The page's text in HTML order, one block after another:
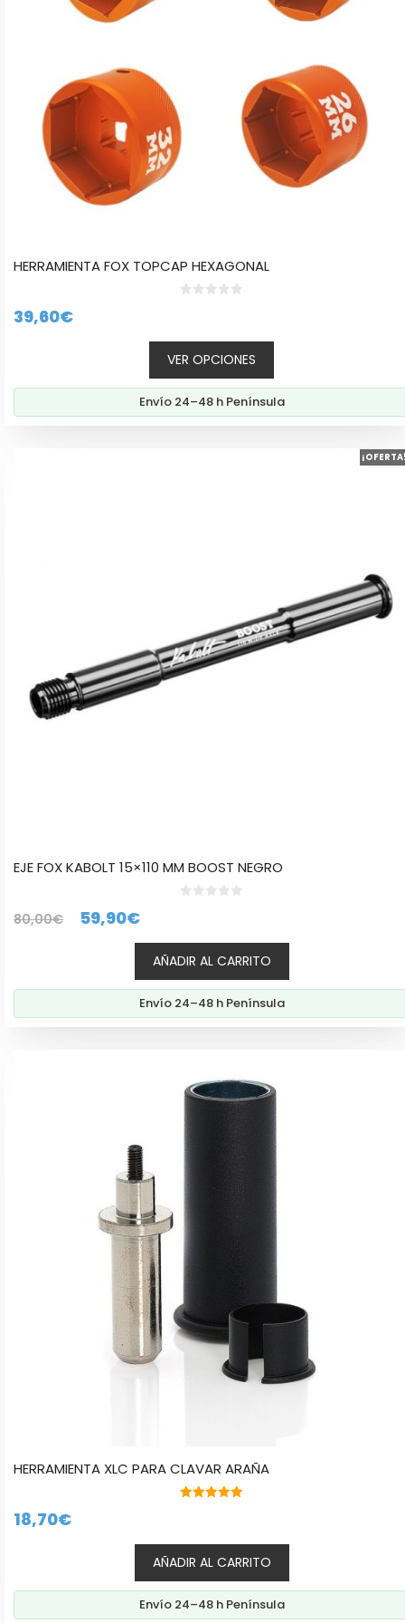
HERRAMIENTA FOX TOPCAP HEXAGONAL
39,60€
VER OPCIONES
página
producto
Envío 24–48 h Península
EJE FOX KABOLT 15×110 MM BOOST NEGRO
80,00€
El
era:
80,00€.
59,90€El
precio
actual
es:
59,90€.
AÑADIR AL CARRITO
Envío 24–48 h Península
HERRAMIENTA XLC PARA CLAVAR ARAÑA
18,70€
AÑADIR AL CARRITO
Envío 24–48 h Península